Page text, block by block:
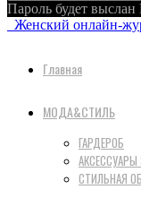
Пароль будет
Женский онлайн-
Главная
МОДА&СТИЛЬ
ГАРДЕРОБ
СТИЛЬНАЯ